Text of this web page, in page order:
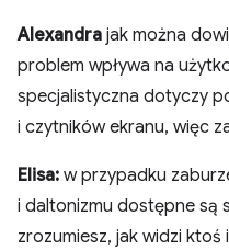
Alexandra jak można
problem wpływa na
specjalistyczna dotyczy
i czytników ekranu, więc
Elisa: w przypadku
i daltonizmu dostępne są
zrozumiesz, jak widzi